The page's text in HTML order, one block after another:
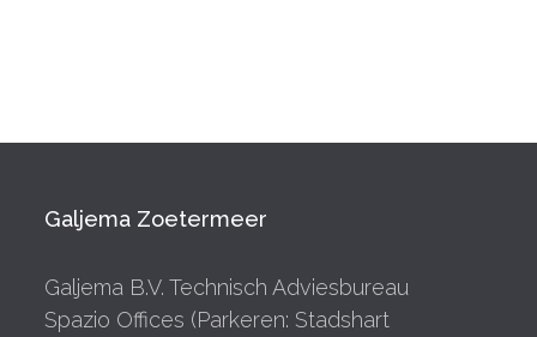
Galjema Zoetermeer
Galjema B.V. Technisch Adviesbureau
Spazio Offices (Parkeren: Stadshart